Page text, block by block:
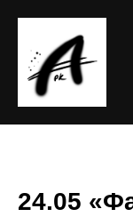
24.05